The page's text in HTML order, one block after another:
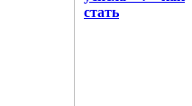
стать